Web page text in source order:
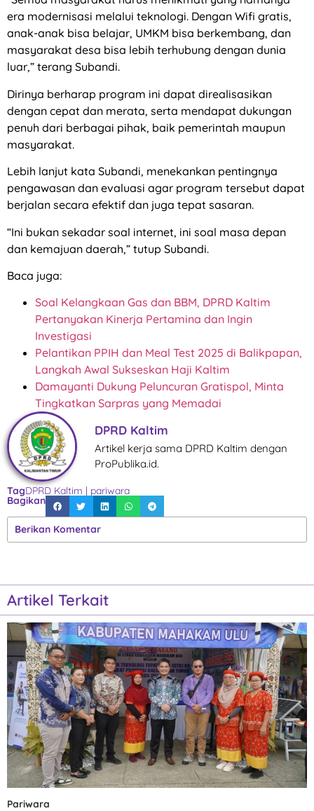
era modernisasi melalui teknologi. Dengan Wifi gratis,
anak-anak bisa belajar, UMKM bisa berkembang, dan
masyarakat desa bisa lebih terhubung dengan dunia
luar,” terang Subandi.
Dirinya berharap program ini dapat direalisasikan
dengan cepat dan merata, serta mendapat dukungan
penuh dari berbagai pihak, baik pemerintah maupun
masyarakat.
Lebih lanjut kata Subandi, menekankan pentingnya
pengawasan dan evaluasi agar program tersebut dapat
berjalan secara efektif dan juga tepat sasaran.
“Ini bukan sekadar soal internet, ini soal masa depan
dan kemajuan daerah,” tutup Subandi.
Baca juga:
Soal Kelangkaan Gas dan BBM, DPRD Kaltim
Pertanyakan Kinerja Pertamina dan Ingin
Investigasi
Pelantikan PPIH dan Meal Test 2025 di Balikpapan,
Langkah Awal Sukseskan Haji Kaltim
Damayanti Dukung Peluncuran Gratispol, Minta
Tingkatkan Sarpras yang Memadai
DPRD Kaltim
Artikel kerja sama DPRD Kaltim dengan
ProPublika.id.
TagDPRD Kaltim pariwara
Bagikan
Berikan Komentar
Artikel Terkait
Pariwara